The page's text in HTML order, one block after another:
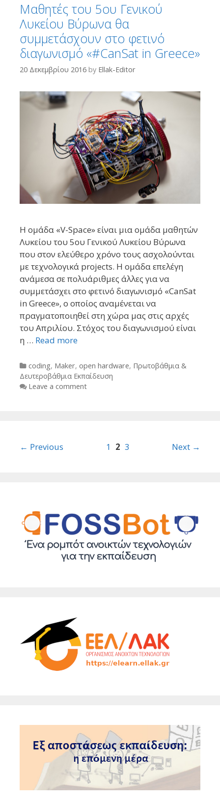
Μαθητές του 5ου Γενικού
Λυκείου Βύρωνα θα
συμμετάσχουν στο φετινό
διαγωνισμό «#CanSat in Greece»
20 Δεκεμβρίου 2016 by Ellak-Editor
Η ομάδα «V-Space» είναι μια ομάδα μαθητών
Λυκείου του 5ου Γενικού Λυκείου Βύρωνα
που στον ελεύθερο χρόνο τους ασχολούνται
με τεχνολογικά projects. Η ομάδα επελέγη
ανάμεσα σε πολυάριθμες άλλες για να
συμμετάσχει στο φετινό διαγωνισμό «CanSat
in Greece», ο οποίος αναμένεται να
πραγματοποιηθεί στη χώρα μας στις αρχές
του Απριλίου. Στόχος του διαγωνισμού είναι
η … Read more
Categories
coding, Maker, open hardware, Πρωτοβάθμια &
Δευτεροβάθμια Εκπαίδευση
Leave a comment
Post
← Previous 1 2 3 Next →